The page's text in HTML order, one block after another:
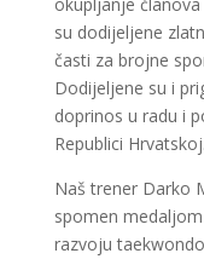
su dodijeljene
časti za brojne
Dodijeljene su i
doprinos u radu i
Republici Hrvatskoj.
Naš trener Darko
spomen
razvoju